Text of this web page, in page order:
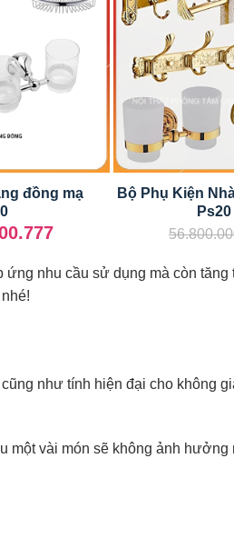
đồng mạ
Bộ Phụ Kiện
nhu cầu sử dụng mà còn tăng
như tính hiện đại cho không
vài món sẽ không ảnh hưởng